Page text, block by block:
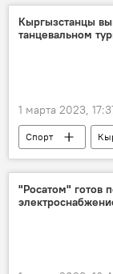
Кыргызстанцы
танцевальном
1 марта 2023,
Спорт
танцы
"Росатом" готов